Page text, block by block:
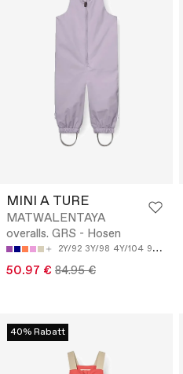
MINI A TURE
MATWALENTAYA
overalls. GRS - Hosen
2Y/92 3Y/98 4Y/104 9M/74
50.97 € 84.95 €
40% Rabatt